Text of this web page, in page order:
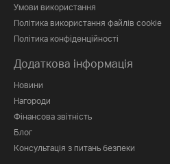
Умови використання
Політика використання файлів cookie
Політика конфіденційності
Додаткова інформація
Новини
Нагороди
Фінансова звітність
Блог
Консультація з питань безпеки